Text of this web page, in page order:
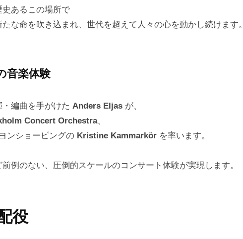
あるこの場所で
な命を吹き込まれ、世代を超えて人々の心を動かし続けます。
音楽体験
・編曲を手がけた Anders Eljas が、
Concert Orchestra、
ンショーピングの Kristine Kammarkör を率います。
例のない、圧倒的スケールのコンサート体験が実現します。
役